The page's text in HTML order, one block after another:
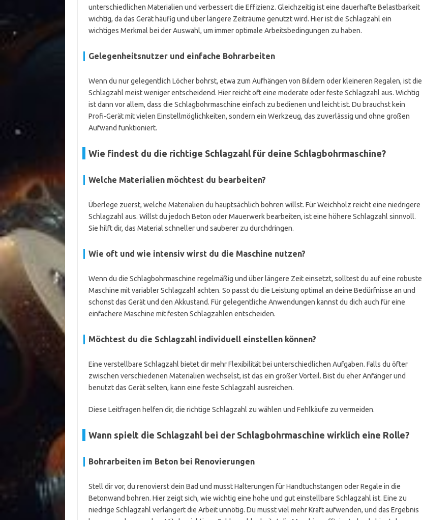
unterschiedlichen Materialien und verbessert die Effizienz. Gleichzeitig ist eine dauerhafte Belastbarkeit
wichtig, da das Gerät häufig und über längere Zeiträume genutzt wird. Hier ist die Schlagzahl ein
wichtiges Merkmal bei der Auswahl, um immer optimale Arbeitsbedingungen zu haben.
Gelegenheitsnutzer und einfache Bohrarbeiten
Wenn du nur gelegentlich Löcher bohrst, etwa zum Aufhängen von Bildern oder kleineren Regalen, ist die
Schlagzahl meist weniger entscheidend. Hier reicht oft eine moderate oder feste Schlagzahl aus. Wichtig
ist dann vor allem, dass die Schlagbohrmaschine einfach zu bedienen und leicht ist. Du brauchst kein
Profi-Gerät mit vielen Einstellmöglichkeiten, sondern ein Werkzeug, das zuverlässig und ohne großen
Aufwand funktioniert.
Wie findest du die richtige Schlagzahl für deine Schlagbohrmaschine?
Welche Materialien möchtest du bearbeiten?
Überlege zuerst, welche Materialien du hauptsächlich bohren willst. Für Weichholz reicht eine niedrigere
Schlagzahl aus. Willst du jedoch Beton oder Mauerwerk bearbeiten, ist eine höhere Schlagzahl sinnvoll.
Sie hilft dir, das Material schneller und sauberer zu durchdringen.
Wie oft und wie intensiv wirst du die Maschine nutzen?
Wenn du die Schlagbohrmaschine regelmäßig und über längere Zeit einsetzt, solltest du auf eine robuste
Maschine mit variabler Schlagzahl achten. So passt du die Leistung optimal an deine Bedürfnisse an und
schonst das Gerät und den Akkustand. Für gelegentliche Anwendungen kannst du dich auch für eine
einfachere Maschine mit festen Schlagzahlen entscheiden.
Möchtest du die Schlagzahl individuell einstellen können?
Eine verstellbare Schlagzahl bietet dir mehr Flexibilität bei unterschiedlichen Aufgaben. Falls du öfter
zwischen verschiedenen Materialien wechselst, ist das ein großer Vorteil. Bist du eher Anfänger und
benutzt das Gerät selten, kann eine feste Schlagzahl ausreichen.
Diese Leitfragen helfen dir, die richtige Schlagzahl zu wählen und Fehlkäufe zu vermeiden.
Wann spielt die Schlagzahl bei der Schlagbohrmaschine wirklich eine Rolle?
Bohrarbeiten im Beton bei Renovierungen
Stell dir vor, du renovierst dein Bad und musst Halterungen für Handtuchstangen oder Regale in die
Betonwand bohren. Hier zeigt sich, wie wichtig eine hohe und gut einstellbare Schlagzahl ist. Eine zu
niedrige Schlagzahl verlängert die Arbeit unnötig. Du musst viel mehr Kraft aufwenden, und das Ergebnis